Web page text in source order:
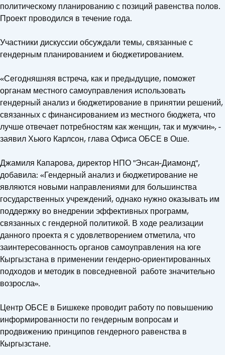
политическому планированию с позиций равенства полов.
Проект проводился в течение года.
Участники дискуссии обсуждали темы, связанные с
гендерным планированием и бюджетированием.
«Сегодняшняя встреча, как и предыдущие, поможет
органам местного самоуправления использовать
гендерный анализ и бюджетирование в принятии решений,
связанных с финансированием из местного бюджета, что
лучше отвечает потребностям как женщин, так и мужчин», -
заявил Хьюго Карлсон, глава Офиса ОБСЕ в Оше.
Джамиля Капарова, директор НПО "Энсан-Диамонд",
добавила: «Гендерный анализ и бюджетирование не
являются новыми направлениями для большинства
государственных учреждений, однако нужно оказывать им
поддержку во внедрении эффективных программ,
связанных с гендерной политикой. В ходе реализации
данного проекта я с удовлетворением отметила, что
заинтересованность органов самоуправления на юге
Кыргызстана в применении гендерно-ориентированных
подходов и методик в повседневной работе значительно
возросла».
Центр ОБСЕ в Бишкеке проводит работу по повышению
информированности по гендерным вопросам и
продвижению принципов гендерного равенства в
Кыргызстане.